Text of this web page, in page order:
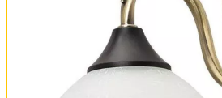
Вся коллекция
Оплата и доставка
Обмен и возврат